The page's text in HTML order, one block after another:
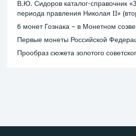
В.Ю. Сидоров каталог-справочник
периода правления Николая II»
6 монет Гознака – в Монетном
Первые монеты Российской
Прообраз сюжета золотого